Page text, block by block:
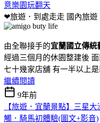
意樂園玩翻天
❤旅遊．到處走走 國內旅遊
由全聯接手的宜蘭國立傳統
經過三個月的休園整建後 面
七十幾家店舖 有一半以上是
繼續閱讀
9年前
【旅遊．宜蘭景點】三星
觸．騎馬初體驗(圖文+影音)